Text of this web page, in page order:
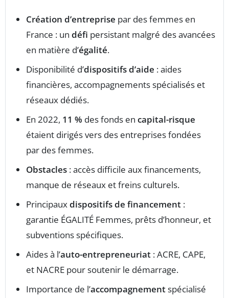
Création d’entreprise par des femmes en
France : un défi persistant malgré des avancées
en matière d’égalité.
Disponibilité d’dispositifs d’aide : aides
financières, accompagnements spécialisés et
réseaux dédiés.
En 2022, 11 % des fonds en capital-risque
étaient dirigés vers des entreprises fondées
par des femmes.
Obstacles : accès difficile aux financements,
manque de réseaux et freins culturels.
Principauxdispositifs de financement :
garantie ÉGALITÉ Femmes, prêts d’honneur, et
subventions spécifiques.
Aides à l’auto-entrepreneuriat : ACRE, CAPE,
et NACRE pour soutenir le démarrage.
Importance de l’accompagnementspécialisé